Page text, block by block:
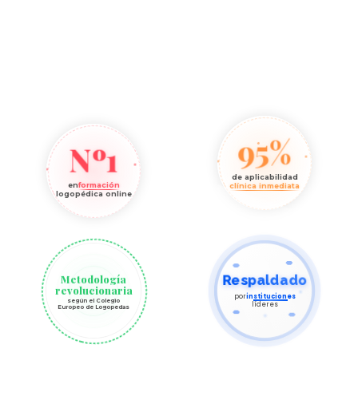
Nº1
enformación
logopédica online
95%
de aplicabilidad
clínica inmediata
Metodología
revolucionaria
según el Colegio
Europeo de Logopedas
Respaldado
porinstituciones
líderes